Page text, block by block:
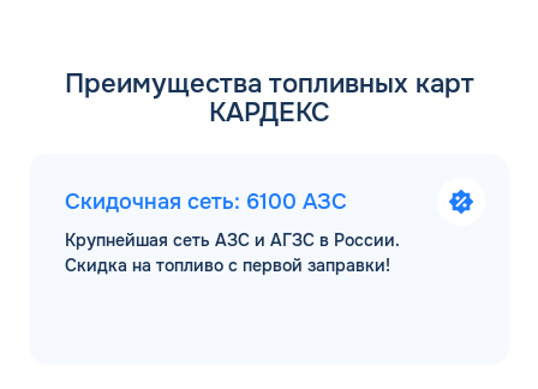
Преимущества топливных карт
КАРДЕКС
Скидочная сеть: 6100 АЗС
Крупнейшая сеть АЗС и АГЗС в России.
Скидка на топливо с первой заправки!